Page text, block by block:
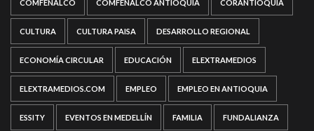
COMFENALCO COMFENALCO ANTIOQUIA CORANTIOQUIA
CULTURA CULTURA PAISA DESARROLLO REGIONAL
ECONOMÍA CIRCULAR EDUCACIÓN ELEXTRAMEDIOS
ELEXTRAMEDIOS.COM EMPLEO EMPLEO EN ANTIOQUIA
ESSITY EVENTOS EN MEDELLÍN FAMILIA FUNDALIANZA